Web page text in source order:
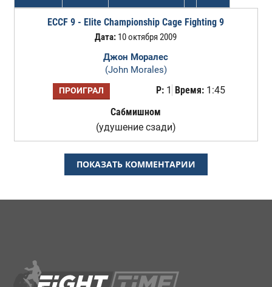
ECCF 9 - Elite Championship Cage Fighting 9
Дата: 10 октября 2009
Джон Моралес
(John Morales)
ПРОИГРАЛ Р:1 Время:1:45
Сабмишном
(удушение сзади)
ПОКАЗАТЬ КОММЕНТАРИИ